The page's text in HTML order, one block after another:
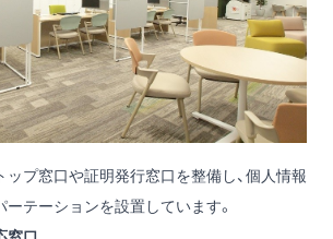
プ窓口や証明発行窓口を整備し、個人情報
テーションを設置しています。